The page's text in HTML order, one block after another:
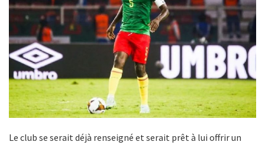
Le club se serait déjà renseigné et serait prêt à lui offrir un